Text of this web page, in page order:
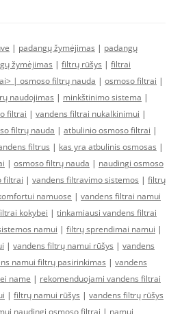
| padangų žymėjimas | padangų
žymėjimas | filtrų rūšys | filtrai
| osmoso filtrų nauda | osmoso filtrai |
naudojimas | minkštinimo sistema |
filtrai | vandens filtrai nukalkinimui |
filtrų nauda | atbulinio osmoso filtrai |
filtrus | kas yra atbulinis osmosas |
| osmoso filtrų nauda | naudingi osmoso
filtrai | vandens filtravimo sistemos | filtrų
namuose | vandens filtrai namui
kokybei | tinkamiausi vandens filtrai
namui | filtrų sprendimai namui |
| vandens filtrų namui rūšys | vandens
namui filtrų pasirinkimas | vandens
name | rekomenduojami vandens filtrai
| filtrų namui rūšys | vandens filtrų rūšys
naudingi osmoso filtrai | namui